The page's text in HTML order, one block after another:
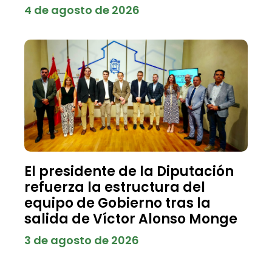
4 de agosto de 2026
El presidente de la Diputación
refuerza la estructura del
equipo de Gobierno tras la
salida de Víctor Alonso Monge
3 de agosto de 2026